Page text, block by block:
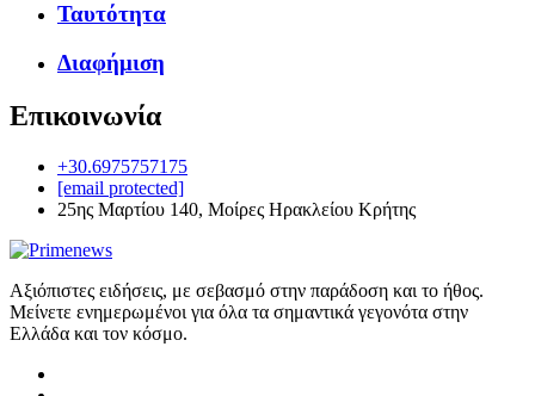
Ταυτότητα
Διαφήμιση
Επικοινωνία
+30.6975757175
[email protected]
25ης Μαρτίου 140, Μοίρες Ηρακλείου Κρήτης
Αξιόπιστες ειδήσεις, με σεβασμό στην παράδοση και το ήθος.
Μείνετε ενημερωμένοι για όλα τα σημαντικά γεγονότα στην
Ελλάδα και τον κόσμο.